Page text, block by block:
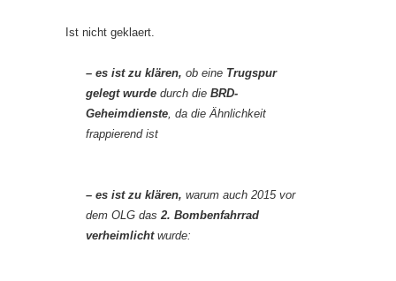
Ist nicht geklaert.
– es ist zu klären, ob eine Trugspur
gelegt wurde durch die BRD-
Geheimdienste, da die Ähnlichkeit
frappierend ist
– es ist zu klären, warum auch 2015 vor
dem OLG das2. Bombenfahrrad
verheimlichtwurde: